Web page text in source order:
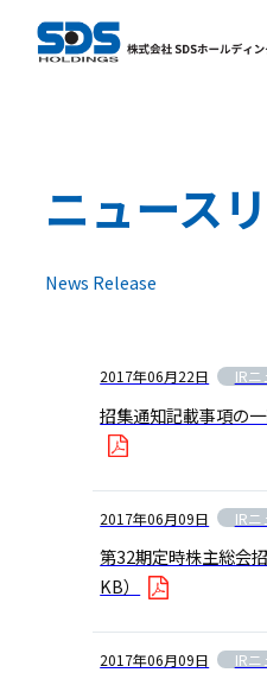
ニュース
News Release
2017年06月22日 IRニ
招集通知記載事項の
2017年06月09日 IRニ
第32期定時株主総会
KB）
2017年06月09日 IRニ